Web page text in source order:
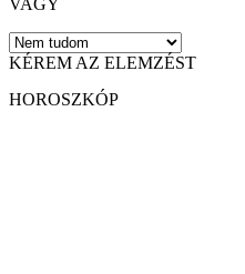
KÉREM AZ ELEMZÉST
HOROSZKÓP